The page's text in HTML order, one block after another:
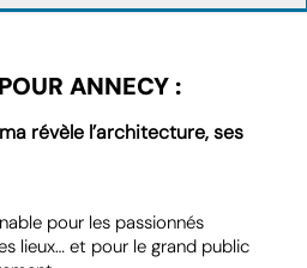
ANNECY :
révèle l’architecture, ses
pour les passionnés
lieux… et pour le grand public